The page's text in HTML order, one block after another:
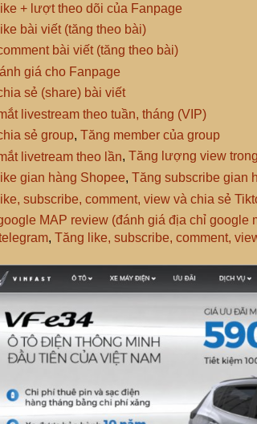
+ lượt theo dõi của Fanpage
bài viết (tăng theo bài)
bài viết (tăng theo bài)
giá cho Fanpage
sẻ (share) bài viết
livestream theo tuần, tháng (VIP)
sẻ group,Tăng member của group
livetream theo lần, Tăng lượng view
gian hàng Shopee,Tăng subscribe gian
subscribe, comment, view và chia sẻ
MAP review (đánh giá địa chỉ google
, Tăng like, subscribe, comment,